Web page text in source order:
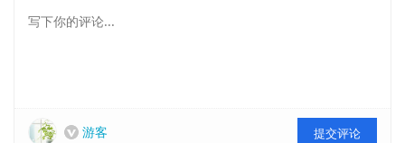
游客 提交评论